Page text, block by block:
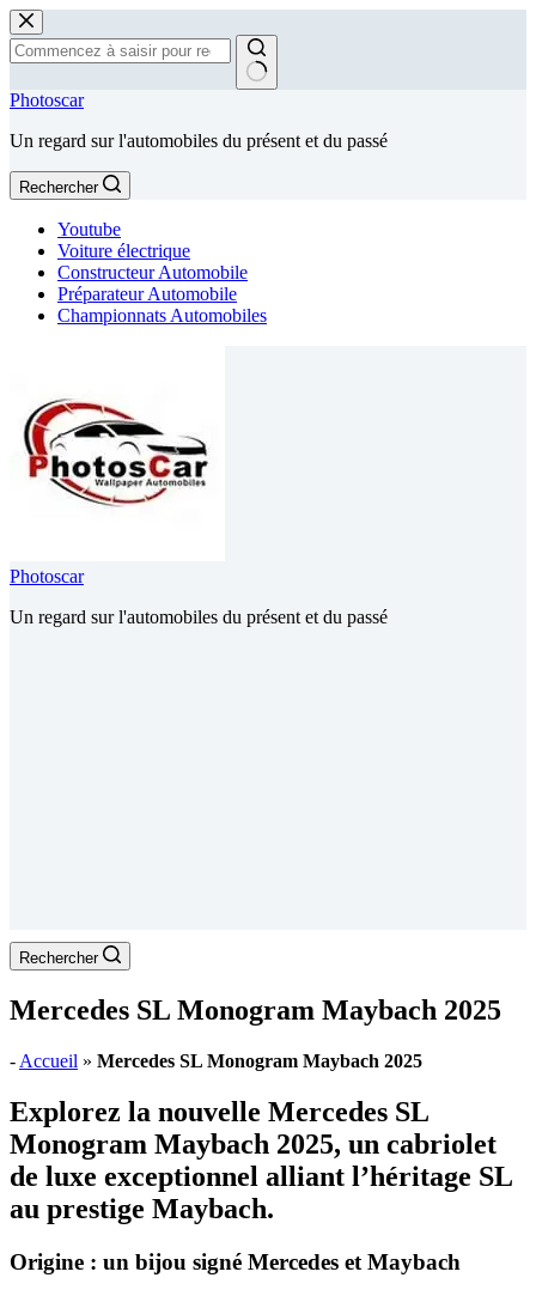
Passer
au
contenu
Aucun
Photoscar
Un regard sur l'automobiles du présent et du passé
Rechercher
Youtube
Voiture électrique
Constructeur Automobile
Préparateur Automobile
Championnats Automobiles
Photoscar
Un regard sur l'automobiles du présent et du passé
Rechercher
Mercedes SL Monogram Maybach 2025
- Accueil » Mercedes SL Monogram Maybach 2025
Explorez la nouvelle Mercedes SL
Monogram Maybach 2025, un cabriolet
de luxe exceptionnel alliant l’héritage SL
au prestige Maybach.
Origine : un bijou signé Mercedes et Maybach